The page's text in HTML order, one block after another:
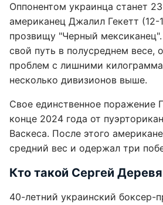
Оппонентом украинца станет
американец Джалил Гекетт (12-
прозвищу "Черный
свой путь в полусреднем весе,
проблем с лишними
несколько дивизионов выше.
Свое единственное поражение
конце 2024 года от
Васкеса. После этого
средний вес и одержал три
Кто такой Сергей
40-летний украинский боксер-